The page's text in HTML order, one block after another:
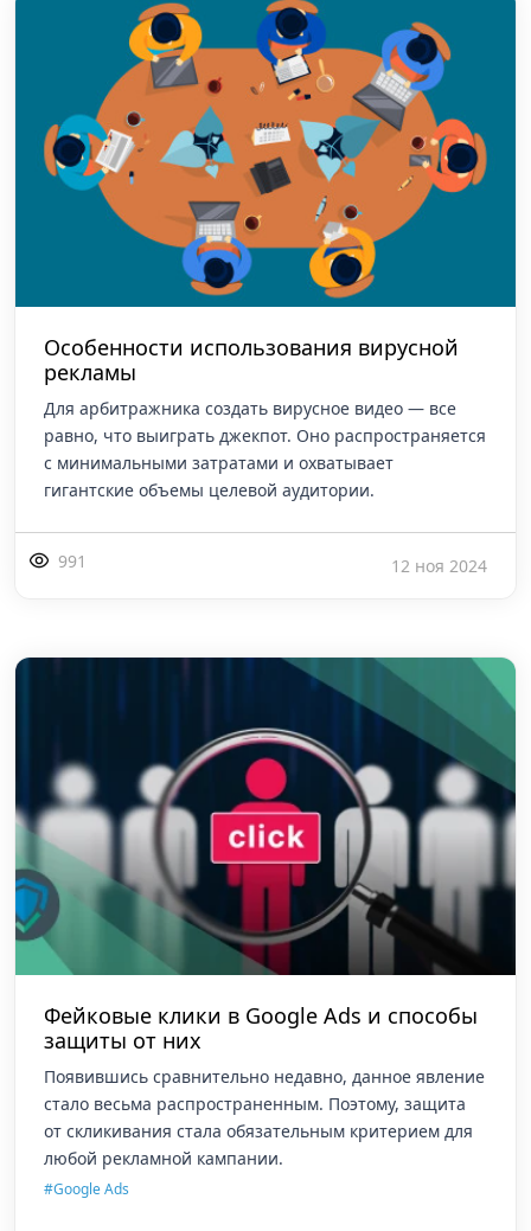
Особенности использования вирусной
рекламы
Для арбитражника создать вирусное видео — все
равно, что выиграть джекпот. Оно распространяется
с минимальными затратами и охватывает
гигантские объемы целевой аудитории.
991 12 ноя 2024
Фейковые клики в Google Ads и способы
защиты от них
Появившись сравнительно недавно, данное явление
стало весьма распространенным. Поэтому, защита
от скликивания стала обязательным критерием для
любой рекламной кампании.
#Google Ads